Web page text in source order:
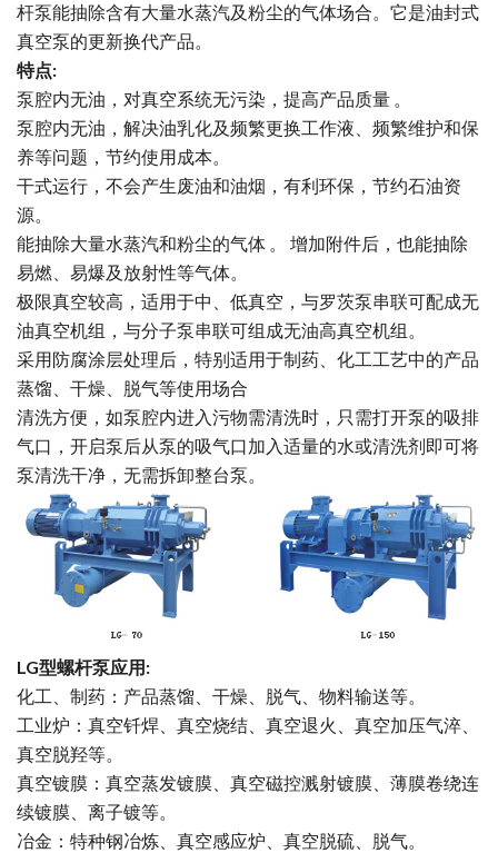
杆泵能抽除含有大量水蒸汽及粉尘的气体场合。它是油封式
真空泵的更新换代产品。
特点:
泵腔内无油，对真空系统无污染，提高产品质量 。
泵腔内无油，解决油乳化及频繁更换工作液、频繁维护和保
养等问题，节约使用成本。
干式运行，不会产生废油和油烟，有利环保，节约石油资
源。
能抽除大量水蒸汽和粉尘的气体 。 增加附件后，也能抽除
易燃、易爆及放射性等气体。
极限真空较高，适用于中、低真空，与罗茨泵串联可配成无
油真空机组，与分子泵串联可组成无油高真空机组。
采用防腐涂层处理后，特别适用于制药、化工工艺中的产品
蒸馏、干燥、脱气等使用场合
清洗方便，如泵腔内进入污物需清洗时，只需打开泵的吸排
气口，开启泵后从泵的吸气口加入适量的水或清洗剂即可将
泵清洗干净，无需拆卸整台泵。
LG型螺杆泵应用:
化工、制药：产品蒸馏、干燥、脱气、物料输送等。
工业炉：真空钎焊、真空烧结、真空退火、真空加压气淬、
真空脱羟等。
真空镀膜：真空蒸发镀膜、真空磁控溅射镀膜、薄膜卷绕连
续镀膜、离子镀等。
冶金：特种钢冶炼、真空感应炉、真空脱硫、脱气。